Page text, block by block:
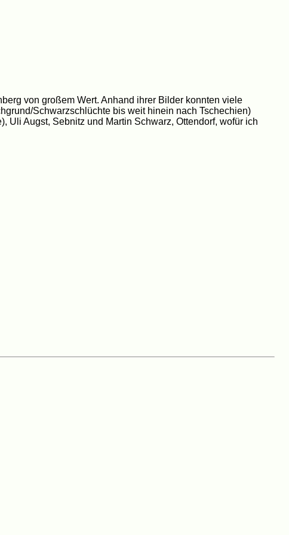
von großem Wert. Anhand ihrer Bilder konnten viele
Schwarzschlüchte bis weit hinein nach Tschechien)
Uli Augst, Sebnitz und Martin Schwarz, Ottendorf, wofür ich